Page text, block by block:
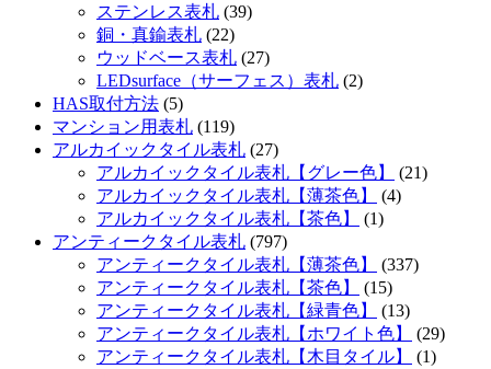
ステンレス表札 (39)
銅・真鍮表札 (22)
ウッドベース表札 (27)
LEDsurface（サーフェス）表札 (2)
HAS取付方法 (5)
マンション用表札 (119)
アルカイックタイル表札 (27)
アルカイックタイル表札【グレー色】
(21)
アルカイックタイル表札【薄茶色】
(4)
アルカイックタイル表札【茶色】
(1)
アンティークタイル表札 (797)
アンティークタイル表札【薄茶色】
(337)
アンティークタイル表札【茶色】
(15)
アンティークタイル表札【緑青色】
(13)
アンティークタイル表札【ホワイト色】
(29)
アンティークタイル表札【木目タイル】
(1)